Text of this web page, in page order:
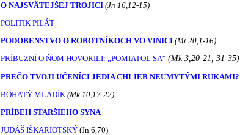
O NAJSVÄTEJŠEJ TROJICI (Jn 16,12-15)
POLITIK PILÁT
PODOBENSTVO O ROBOTNÍKOCH VO VINICI (Mt 20,1-16)
PRÍBUZNÍ O ŇOM HOVORILI: „POMIATOL SA“ (Mk 3,20-21, 31-35)
PREČO TVOJI UČENÍCI JEDIA CHLIEB NEUMYTÝMI RUKAMI?
BOHATÝ MLADÍK (Mk 10,17-22)
PRÍBEH STARŠIEHO SYNA
JUDÁŠ IŠKARIOTSKÝ (Jn 6,70)